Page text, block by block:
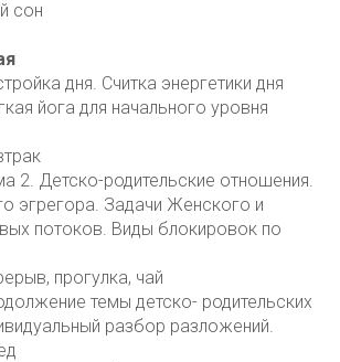
сон
дня. Считка энергетики дня
йога для начального уровня
2. Детско-родительские отношения.
эгрегора. Задачи Женского и
потоков. Виды блокировок по
прогулка, чай
темы детско- родительских
разбор разложений.